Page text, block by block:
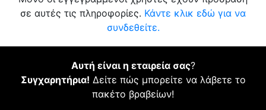
σε αυτές τις πληροφορίες. Κάντε κλικ εδώ για να
συνδεθείτε.
Αυτή είναι η εταιρεία σας?
Συγχαρητήρια! Δείτε πώς μπορείτε να λάβετε το
πακέτο βραβείων!